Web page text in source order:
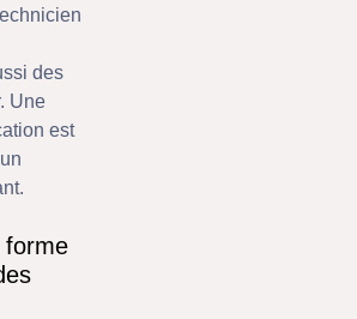
des
Une
est
forme